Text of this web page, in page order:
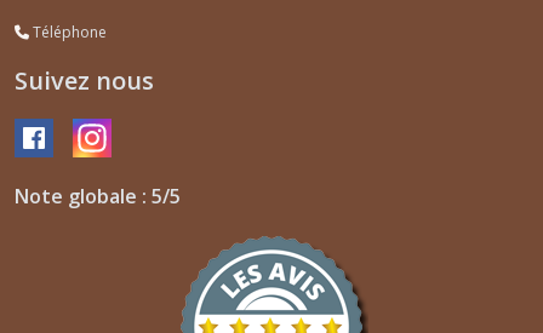
Téléphone
Suivez nous
Note globale : 5/5